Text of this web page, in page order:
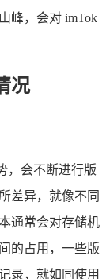
峰，会对 imTok
况
，会不断进行版
差异，就像不同
通常会对存储机
的占用，一些版
录，就如同使用